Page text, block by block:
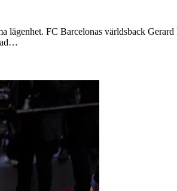
FC Barcelonas världsback